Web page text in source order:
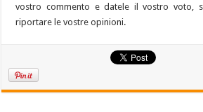
vostro commento e datele il vostro voto,
riportare le vostre opinioni.